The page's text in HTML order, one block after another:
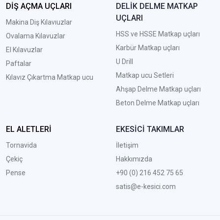
DİŞ AÇMA UÇLARI
Makina Diş Kılavıuzlar
Ovalama Kılavuzlar
El Kılavuzlar
Paftalar
Kılavız Çıkartma Matkap ucu
DELİK DELME MATKAP
UÇLARI
HSS ve HSSE Matkap uçları
Karbür Matkap uçları
U Drill
Matkap ucu Setleri
Ahşap Delme Matkap uçları
Beton Delme Matkap uçları
EL ALETLERİ
Tornavida
Çekiç
Pense
EKESİCİ TAKIMLAR
İletişim
Hakkımızda
+90 (0) 216 452 75 65
satis@e-kesici.com